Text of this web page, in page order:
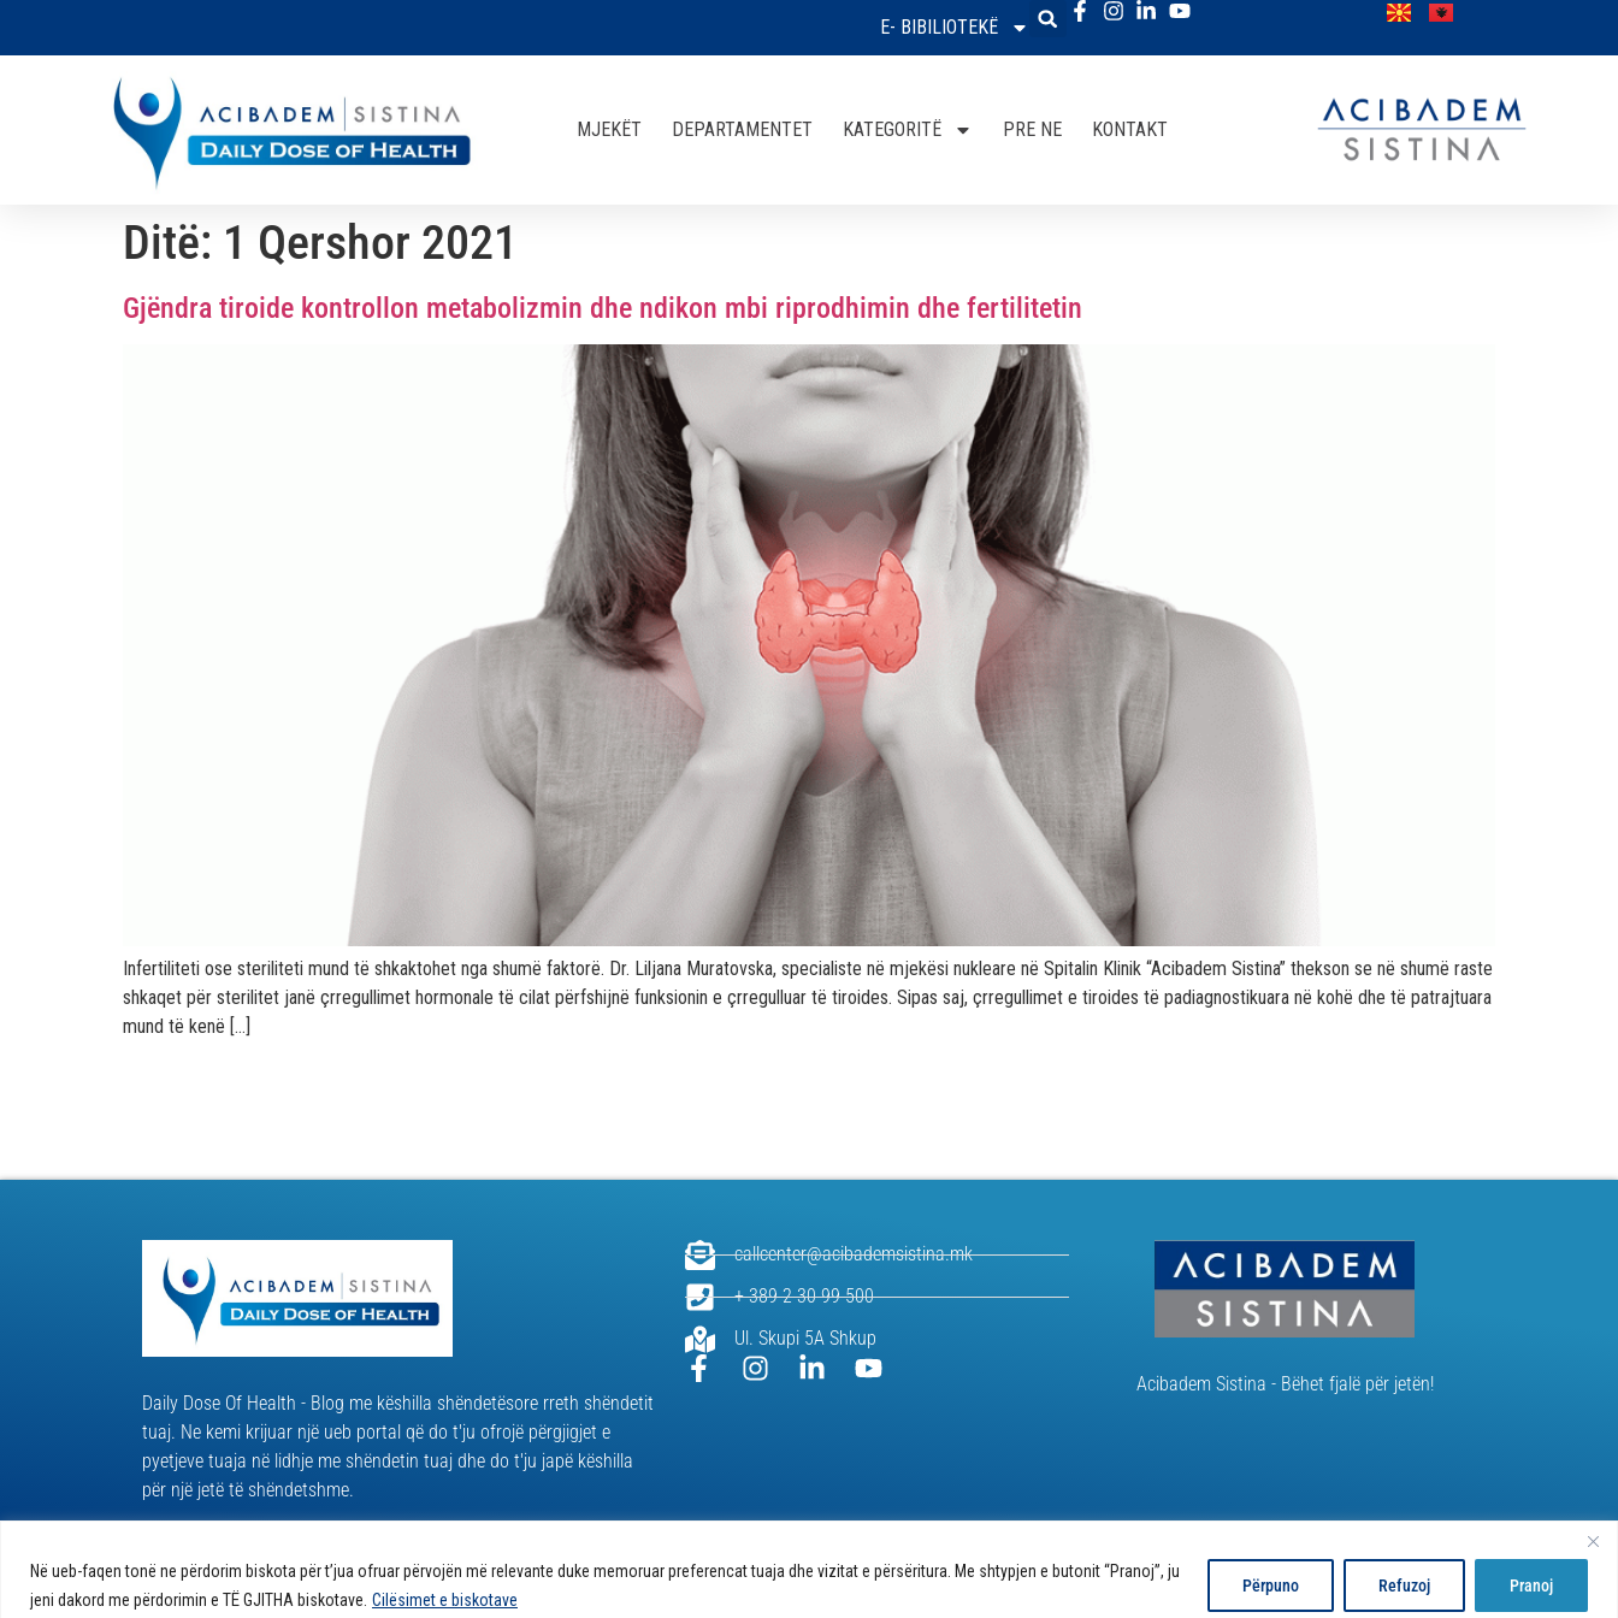
Në ueb-faqen tonë ne përdorim biskota për t’jua ofruar përvojën më relevante duke memoruar preferencat tuaja dhe vizitat e përsëritura. Me shtypjen e butonit “Pranoj”, ju
jeni dakord me përdorimin e TË GJITHA biskotave. Cilësimet e biskotave
Përpuno Refuzoj Pranoj
E- BIBILIOTEKË
MJEKËT DEPARTAMENTET KATEGORITË PRE NE KONTAKT
Ditë: 1 Qershor 2021
Gjëndra tiroide kontrollon metabolizmin dhe ndikon mbi riprodhimin dhe fertilitetin
Infertiliteti ose steriliteti mund të shkaktohet nga shumë faktorë. Dr. Liljana Muratovska, specialiste në mjekësi nukleare në Spitalin Klinik “Acibadem Sistina” thekson se në shumë raste
shkaqet për sterilitet janë çrregullimet hormonale të cilat përfshijnë funksionin e çrregulluar të tiroides. Sipas saj, çrregullimet e tiroides të padiagnostikuara në kohë dhe të patrajtuara
mund të kenë […]
Daily Dose Of Health - Blog me këshilla shëndetësore rreth shëndetit
tuaj. Ne kemi krijuar një ueb portal që do t'ju ofrojë përgjigjet e
pyetjeve tuaja në lidhje me shëndetin tuaj dhe do t'ju japë këshilla
për një jetë të shëndetshme.
callcenter@acibademsistina.mk
+ 389 2 30 99 500
Ul. Skupi 5A Shkup
Acibadem Sistina - Bëhet fjalë për jetën!
© 2026 Të gjitha të drejtat e rezervuaraPolitika e biskotave në ueb-faqe | Developed by: Unet